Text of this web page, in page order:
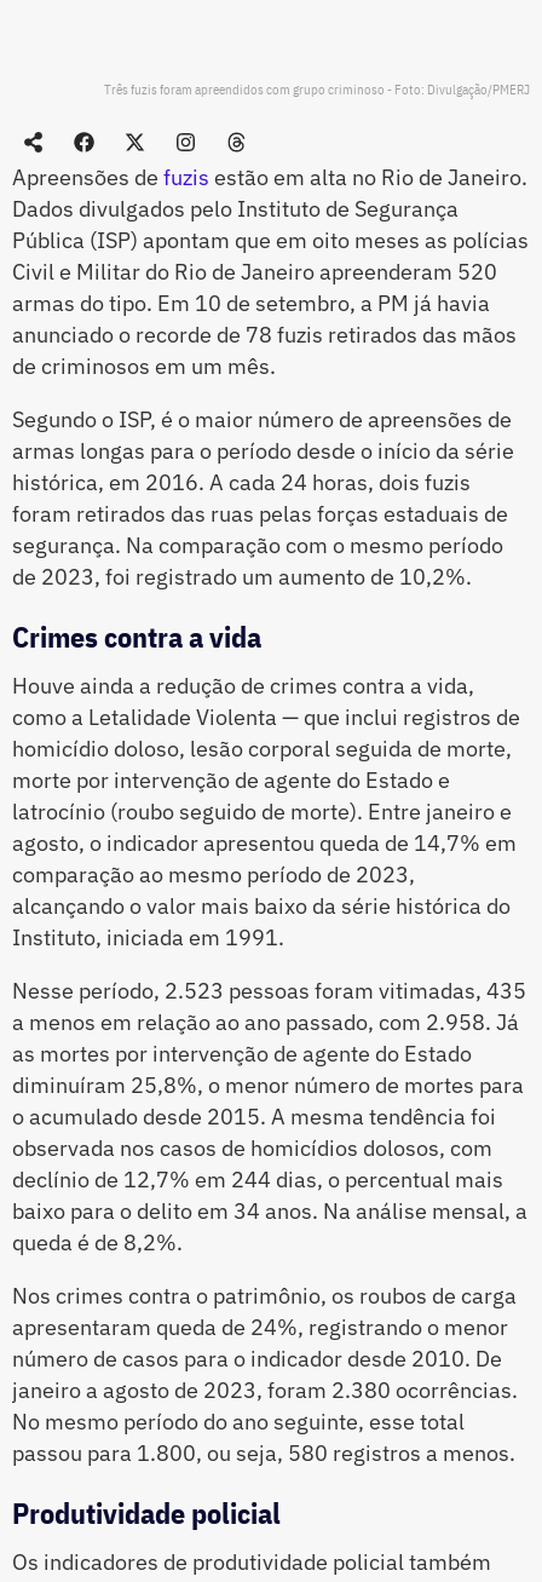
Três fuzis foram apreendidos com grupo criminoso - Foto: Divulgação/PMERJ
Apreensões de fuzis estão em alta no Rio de Janeiro.
Dados divulgados pelo Instituto de Segurança
Pública (ISP) apontam que em oito meses as polícias
Civil e Militar do Rio de Janeiro apreenderam 520
armas do tipo. Em 10 de setembro, a PM já havia
anunciado o recorde de 78 fuzis retirados das mãos
de criminosos em um mês.
Segundo o ISP, é o maior número de apreensões de
armas longas para o período desde o início da série
histórica, em 2016. A cada 24 horas, dois fuzis
foram retirados das ruas pelas forças estaduais de
segurança. Na comparação com o mesmo período
de 2023, foi registrado um aumento de 10,2%.
Crimes contra a vida
Houve ainda a redução de crimes contra a vida,
como a Letalidade Violenta — que inclui registros de
homicídio doloso, lesão corporal seguida de morte,
morte por intervenção de agente do Estado e
latrocínio (roubo seguido de morte). Entre janeiro e
agosto, o indicador apresentou queda de 14,7% em
comparação ao mesmo período de 2023,
alcançando o valor mais baixo da série histórica do
Instituto, iniciada em 1991.
Nesse período, 2.523 pessoas foram vitimadas, 435
a menos em relação ao ano passado, com 2.958. Já
as mortes por intervenção de agente do Estado
diminuíram 25,8%, o menor número de mortes para
o acumulado desde 2015. A mesma tendência foi
observada nos casos de homicídios dolosos, com
declínio de 12,7% em 244 dias, o percentual mais
baixo para o delito em 34 anos. Na análise mensal, a
queda é de 8,2%.
Nos crimes contra o patrimônio, os roubos de carga
apresentaram queda de 24%, registrando o menor
número de casos para o indicador desde 2010. De
janeiro a agosto de 2023, foram 2.380 ocorrências.
No mesmo período do ano seguinte, esse total
passou para 1.800, ou seja, 580 registros a menos.
Produtividade policial
Os indicadores de produtividade policial também